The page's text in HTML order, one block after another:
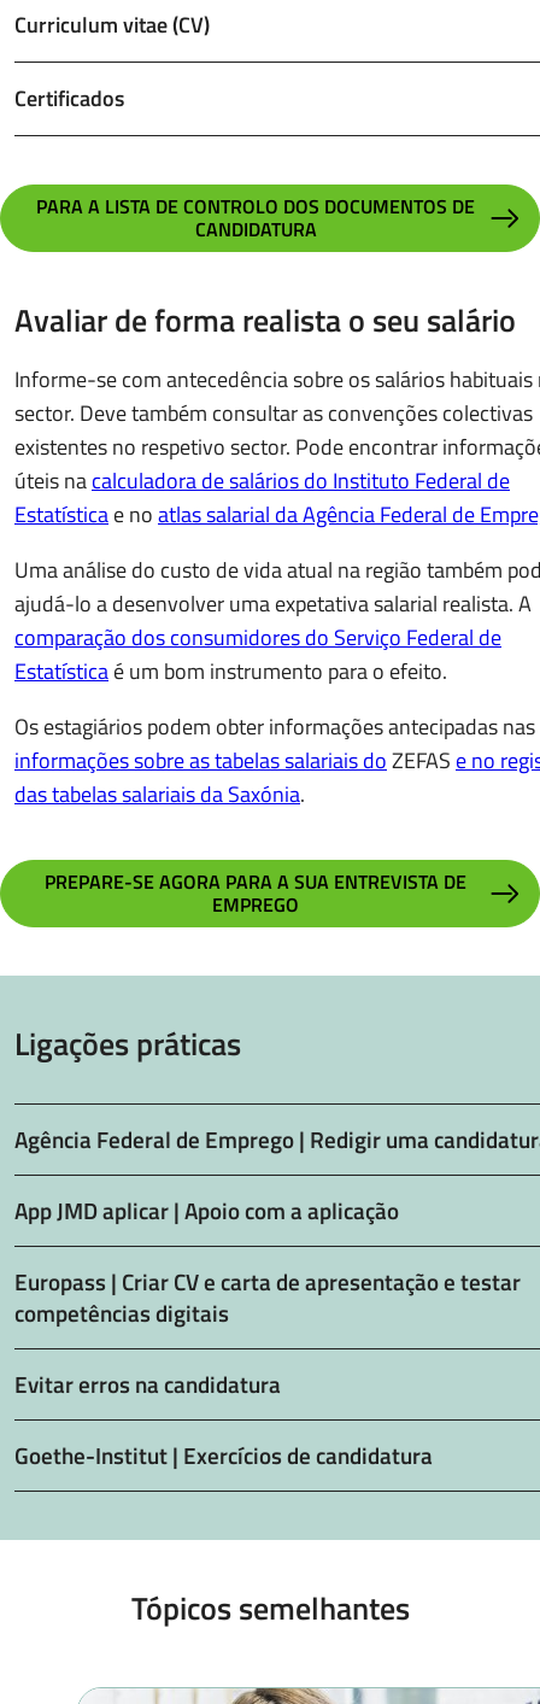
Curriculum vitae (CV)
Certificados
PARA A LISTA DE CONTROLO DOS DOCUMENTOS DE
CANDIDATURA
Avaliar de forma realista o seu salário
Informe-se com antecedência sobre os salários habituais
sector. Deve também consultar as convenções colectivas
existentes no respetivo sector. Pode encontrar
úteis nacalculadora de salários do Instituto Federal de
Estatísticae noatlas salarial da Agência Federal de
Uma análise do custo de vida atual na região também
ajudá-lo a desenvolver uma expetativa salarial realista. A
comparação dos consumidores do Serviço Federal de
Estatísticaé um bom instrumento para o efeito.
Os estagiários podem obter informações antecipadas nas
informações sobre as tabelas salariais doZEFAS e no
das tabelas salariais da Saxónia.
PREPARE-SE AGORA PARA A SUA ENTREVISTA DE
EMPREGO
Ligações práticas
Agência Federal de Emprego | Redigir uma
App JMD aplicar | Apoio com a aplicação
Europass | Criar CV e carta de apresentação e testar
competências digitais
Evitar erros na candidatura
Goethe-Institut | Exercícios de candidatura
Tópicos semelhantes